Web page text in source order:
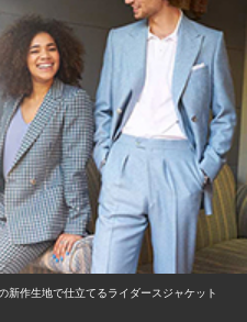
新作生地で仕立てるライダースジャケット